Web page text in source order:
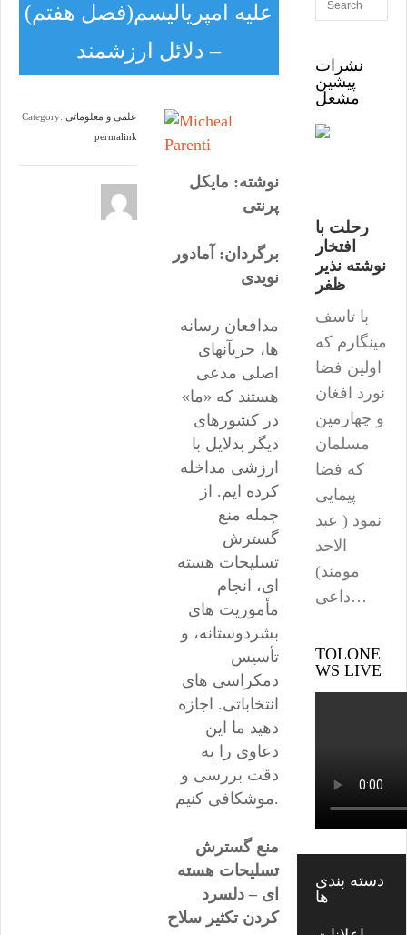
علیه امپریالیسم(فصل هفتم)
– دلائل ارزشمند
Category: علمی و معلوماتی
permalink
نوشته: مایکل
پرنتی
برگردان: آمادور
نویدی
مدافعان رسانه
ها، جریآنهای
اصلی مدعی
هستند که «ما»
در کشورهای
دیگر بدلایل با
ارزشی مداخله
کرده ایم. از
جمله منع
گسترش
تسلیحات هسته
ای، انجام
مأموریت های
بشردوستانه، و
تأسیس
دمکراسی های
انتخاباتی. اجازه
دهید ما این
دعاوی را به
دقت بررسی و
موشکافی کنیم.
منع گسترش
تسلیحات هسته
ای – دلسرد
کردن تکثیر سلاح
نشرات
پیشین
مشعل
رحلت با
افتخار
نوشته نذیر
ظفر
با تاسف
مینگارم که
اولین فضا
نورد افغان
و چهارمین
مسلمان
که فضا
پیمایی
نمود ( عبد
الاحد
مومند)
داعی…
TOLONE
WS LIVE
دسته بندی
ها